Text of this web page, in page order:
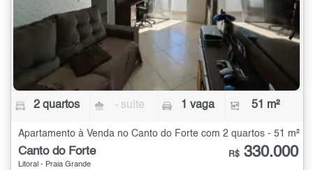
2 quartos - suíte 1 vaga 51 m²
Apartamento à Venda no Canto do Forte com 2 quartos - 51 m²
Canto do Forte
Litoral - Praia Grande
R$ 330.000